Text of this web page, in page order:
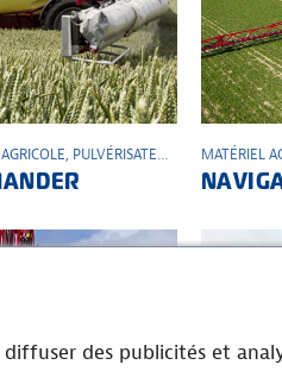
des publicités et
, PULVÉRISATEUR TRAINÉS
MATÉRIEL